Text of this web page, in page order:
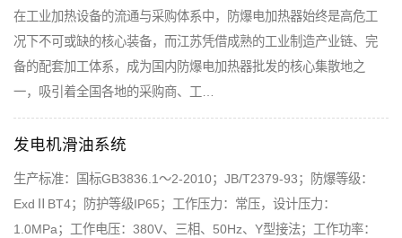
在工业加热设备的流通与采购体系中，防爆电加热器始终是高危工
况下不可或缺的核心装备，而江苏凭借成熟的工业制造产业链、完
备的配套加工体系，成为国内防爆电加热器批发的核心集散地之
一，吸引着全国各地的采购商、工…
发电机滑油系统
生产标准：国标GB3836.1～2-2010；JB/T2379-93；防爆等级：
ExdⅡBT4；防护等级IP65；工作压力：常压，设计压力：
1.0MPa；工作电压：380V、三相、50Hz、Y型接法；工作功率：